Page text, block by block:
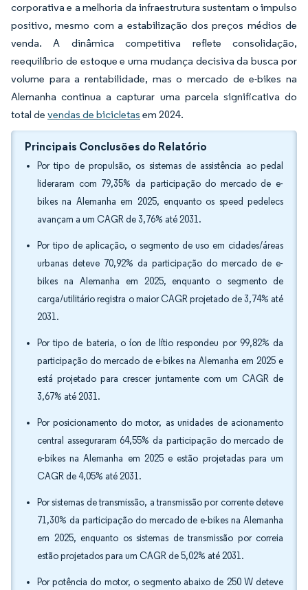
corporativa e a melhoria da infraestrutura sustentam o impulso
positivo, mesmo com a estabilização dos preços médios de
venda. A dinâmica competitiva reflete consolidação,
reequilíbrio de estoque e uma mudança decisiva da busca por
volume para a rentabilidade, mas o mercado de e-bikes na
Alemanha continua a capturar uma parcela significativa do
total de vendas de bicicletas em 2024.
Principais Conclusões do Relatório
Por tipo de propulsão, os sistemas de assistência ao pedal
lideraram com 79,35% da participação do mercado de e-
bikes na Alemanha em 2025, enquanto os speed pedelecs
avançam a um CAGR de 3,76% até 2031.
Por tipo de aplicação, o segmento de uso em cidades/áreas
urbanas deteve 70,92% da participação do mercado de e-
bikes na Alemanha em 2025, enquanto o segmento de
carga/utilitário registra o maior CAGR projetado de 3,74% até
2031.
Por tipo de bateria, o íon de lítio respondeu por 99,82% da
participação do mercado de e-bikes na Alemanha em 2025 e
está projetado para crescer juntamente com um CAGR de
3,67% até 2031.
Por posicionamento do motor, as unidades de acionamento
central asseguraram 64,55% da participação do mercado de
e-bikes na Alemanha em 2025 e estão projetadas para um
CAGR de 4,05% até 2031.
Por sistemas de transmissão, a transmissão por corrente deteve
71,30% da participação do mercado de e-bikes na Alemanha
em 2025, enquanto os sistemas de transmissão por correia
estão projetados para um CAGR de 5,02% até 2031.
Por potência do motor, o segmento abaixo de 250 W deteve